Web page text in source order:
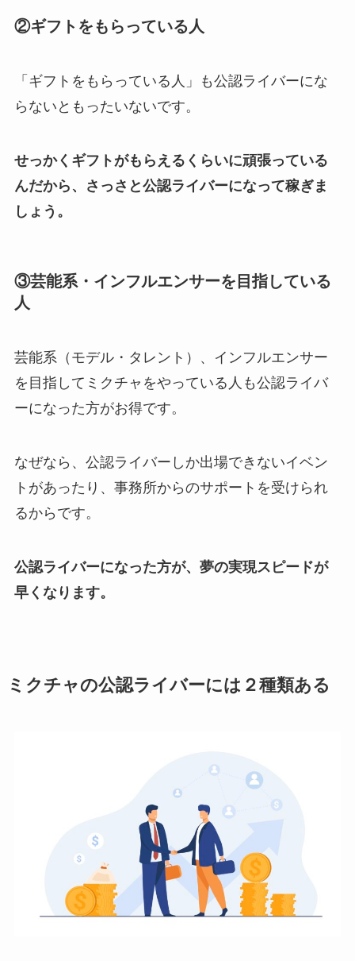
②ギフトをもらっている人
「ギフトをもらっている人」も公認ライバーにな
らないともったいないです。
せっかくギフトがもらえるくらいに頑張っている
んだから、さっさと公認ライバーになって稼ぎま
しょう。
③芸能系・インフルエンサーを目指している
人
芸能系（モデル・タレント）、インフルエンサー
を目指してミクチャをやっている人も公認ライバ
ーになった方がお得です。
なぜなら、公認ライバーしか出場できないイベン
トがあったり、事務所からのサポートを受けられ
るからです。
公認ライバーになった方が、夢の実現スピードが
早くなります。
ミクチャの公認ライバーには２種類ある